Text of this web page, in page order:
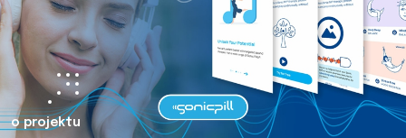
o projektu